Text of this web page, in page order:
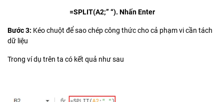
=SPLIT(A2;” “). Nhấn Enter
Bước 3: Kéo chuột để sao chép công thức cho cả phạm vi cần tách
dữ liệu
Trong ví dụ trên ta có kết quả như sau